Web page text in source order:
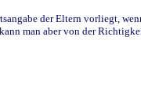
der Eltern vorliegt,
man aber von der